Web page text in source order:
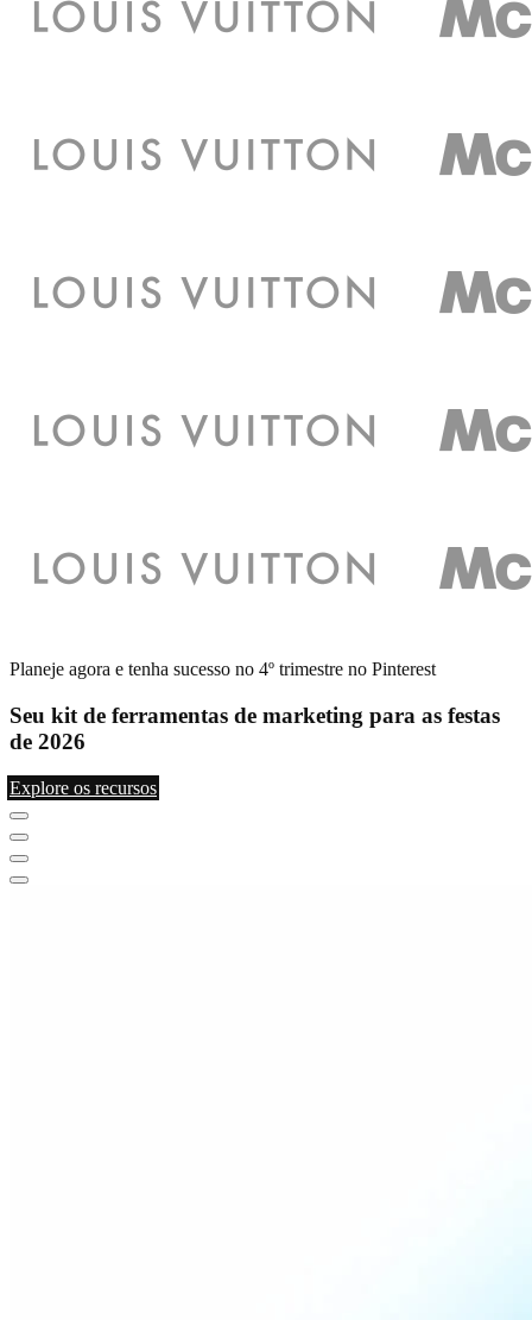
Planeje agora e tenha sucesso no 4º trimestre no Pinterest
Seu kit de ferramentas de marketing para as festas
de 2026
Explore os recursos